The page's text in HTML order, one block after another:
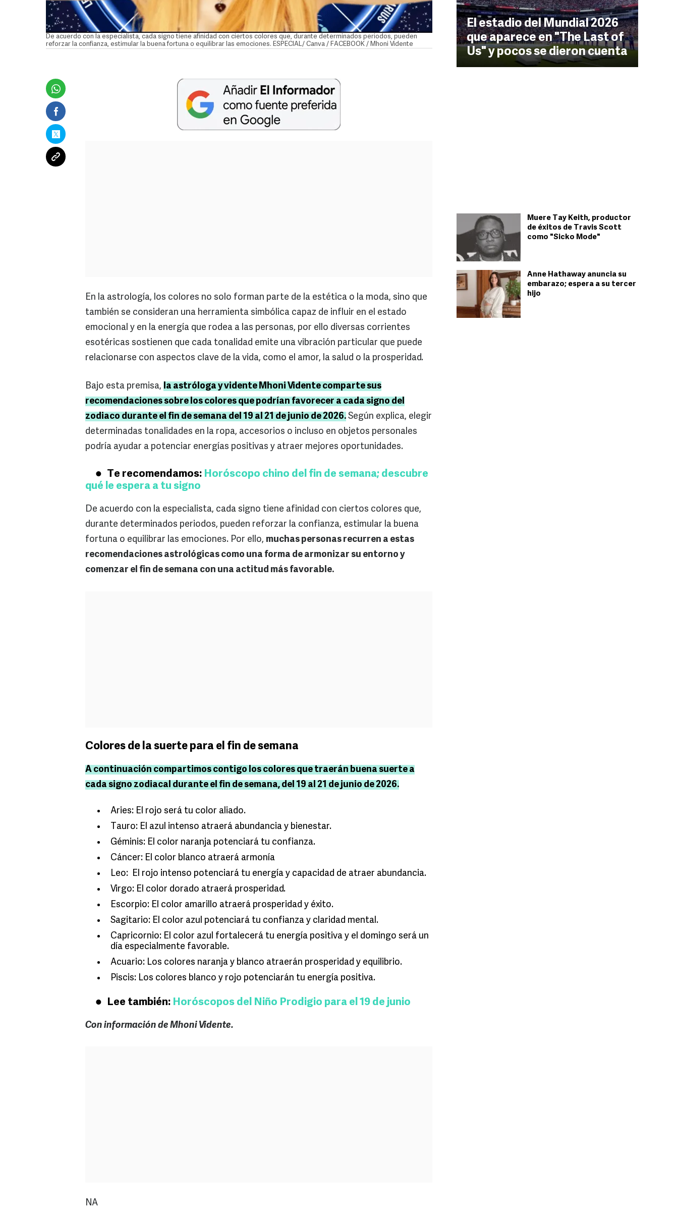
El estadio del Mundial 2026
que aparece en "The Last of
Us" y pocos se dieron cuenta
Muere Tay Keith, productor
de éxitos de Travis Scott
como "Sicko Mode"
Anne Hathaway anuncia su
embarazo; espera a su tercer
hijo
De acuerdo con la especialista, cada signo tiene afinidad con ciertos colores que, durante determinados periodos, pueden
reforzar la confianza, estimular la buena fortuna o equilibrar las emociones. ESPECIAL/ Canva / FACEBOOK / Mhoni Vidente
En la astrología, los colores no solo forman parte de la estética o la moda, sino que
también se consideran una herramienta simbólica capaz de influir en el estado
emocional y en la energía que rodea a las personas, por ello diversas corrientes
esotéricas sostienen que cada tonalidad emite una vibración particular que puede
relacionarse con aspectos clave de la vida, como el amor, la salud o la prosperidad.
Bajo esta premisa, la astróloga y vidente Mhoni Vidente comparte sus
recomendaciones sobre los colores que podrían favorecer a cada signo del
zodiaco durante el fin de semana del 19 al 21 de junio de 2026. Según explica, elegir
determinadas tonalidades en la ropa, accesorios o incluso en objetos personales
podría ayudar a potenciar energías positivas y atraer mejores oportunidades.
Te recomendamos: Horóscopo chino del fin de semana; descubre
qué le espera a tu signo
De acuerdo con la especialista, cada signo tiene afinidad con ciertos colores que,
durante determinados periodos, pueden reforzar la confianza, estimular la buena
fortuna o equilibrar las emociones. Por ello, muchas personas recurren a estas
recomendaciones astrológicas como una forma de armonizar su entorno y
comenzar el fin de semana con una actitud más favorable.
Colores de la suerte para el fin de semana
A continuación compartimos contigo los colores que traerán buena suerte a
cada signo zodiacal durante el fin de semana, del 19 al 21 de junio de 2026.
Aries: El rojo será tu color aliado.
Tauro: El azul intenso atraerá abundancia y bienestar.
Géminis: El color naranja potenciará tu confianza.
Cáncer: El color blanco atraerá armonía
Leo: El rojo intenso potenciará tu energía y capacidad de atraer abundancia.
Virgo: El color dorado atraerá prosperidad.
Escorpio: El color amarillo atraerá prosperidad y éxito.
Sagitario: El color azul potenciará tu confianza y claridad mental.
Capricornio: El color azul fortalecerá tu energía positiva y el domingo será un
día especialmente favorable.
Acuario: Los colores naranja y blanco atraerán prosperidad y equilibrio.
Piscis: Los colores blanco y rojo potenciarán tu energía positiva.
Lee también: Horóscopos del Niño Prodigio para el 19 de junio
Con información de Mhoni Vidente.
NA